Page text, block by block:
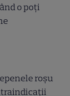
o poți
roșu